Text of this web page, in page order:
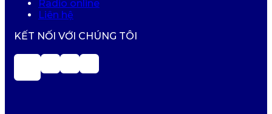
Radio online
Liên hệ
KẾT NỐI VỚI CHÚNG TÔI